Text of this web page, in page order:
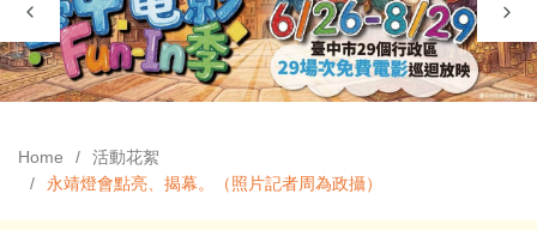
Home
活動花絮
永靖燈會點亮、揭幕。（照片記者周為政攝）